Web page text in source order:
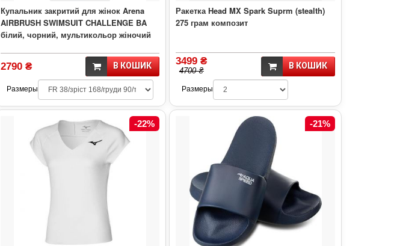
Купальник закритий для жінок Arena
AIRBRUSH SWIMSUIT CHALLENGE BA
білий, чорний, мультикольор жіночий
2790 ₴ В КОШИК
Размеры
Ракетка Head MX Spark Suprm (stealth)
275 грам композит
3499 ₴
4700 ₴
В КОШИК
Размеры
-22% -21%